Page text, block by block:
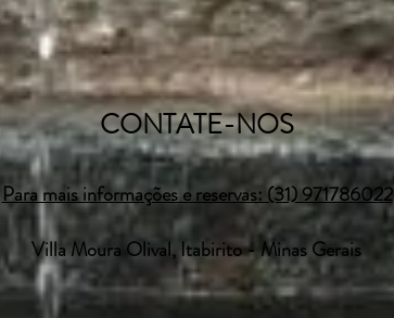
CONTATE-NOS
Para mais informações e reservas: (31) 971786022
Villa Moura Olival, Itabirito - Minas Gerais